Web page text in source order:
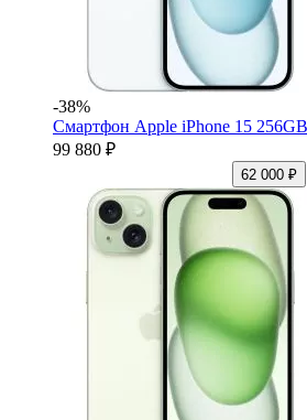
-38%
Смартфон Apple iPhone 15
99 880 ₽
62 000 ₽